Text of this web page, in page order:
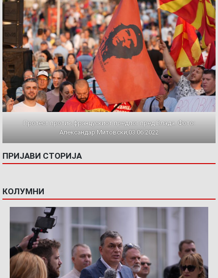
Протест против францускиот предлог пред Влада. Фото:
Александар Митовски,03.06.2022
ПРИЈАВИ СТОРИЈА
КОЛУМНИ